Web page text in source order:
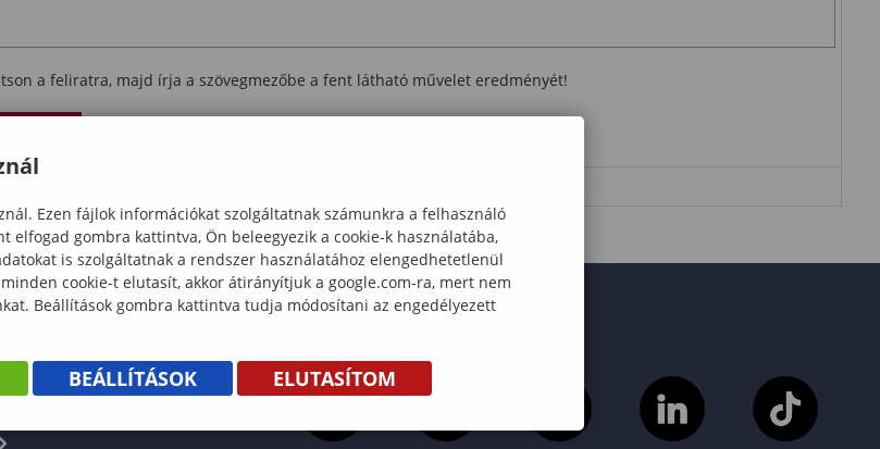
a feliratra, majd írja a szövegmezőbe a fent látható művelet eredményét!
Ezen fájlok információkat szolgáltatnak számunkra a felhasználó
elfogad gombra kattintva, Ön beleegyezik a cookie-k használatába,
is szolgáltatnak a rendszer használatához elengedhetetlenül
cookie-t elutasít, akkor átirányítjuk a google.com-ra, mert nem
Beállítások gombra kattintva tudja módosítani az engedélyezett
BEÁLLÍTÁSOK ELUTASÍTOM